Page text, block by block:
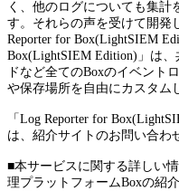
く、他のログについても集計
す。それらの声を受けて開発
Reporter for Box(LightSIEM
Box(LightSIEM Edition)」は
ドなど全てのBoxのイベント
や保存場所を自由にカスタム
「Log Reporter for
は、紹介サイトのお問い合わ
■本サービスに関する詳しい
理プラットフォームBoxの紹